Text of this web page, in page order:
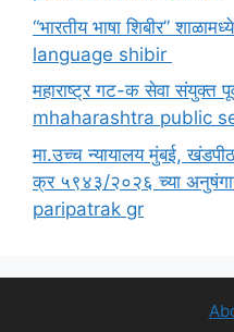
“भारतीय भाषा शिबीर”
language shibir
महाराष्ट्र गट-क सेवा संयुक्त
mhaharashtra public
मा.उच्च न्यायालय मुंबई,
क्र ५९४३/२०२६ च्या अनुषंगाने
paripatrak gr